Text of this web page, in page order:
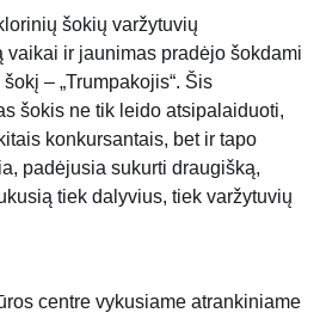
šokių varžytuvių
vaikai ir jaunimas pradėjo šokdami
– „Trumpakojis“. Šis
šokis ne tik leido atsipalaiduoti,
konkursantais, bet ir tapo
padėjusia sukurti draugišką,
tiek dalyvius, tiek varžytuvių
centre vykusiame atrankiniame